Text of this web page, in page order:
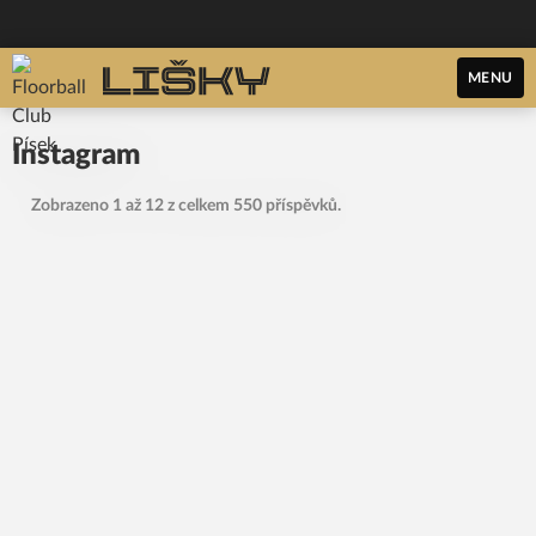
MENU
Instagram
Zobrazeno 1 až 12 z celkem 550 příspěvků.